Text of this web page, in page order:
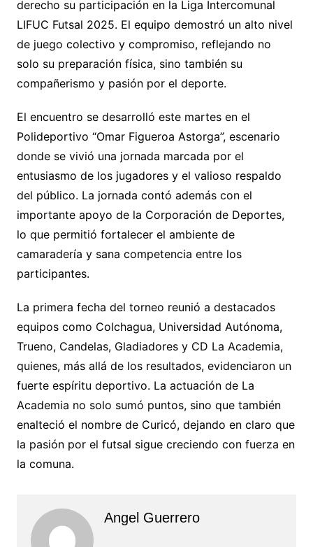
derecho su participación en la Liga Intercomunal
LIFUC Futsal 2025. El equipo demostró un alto nivel
de juego colectivo y compromiso, reflejando no
solo su preparación física, sino también su
compañerismo y pasión por el deporte.
El encuentro se desarrolló este martes en el
Polideportivo “Omar Figueroa Astorga”, escenario
donde se vivió una jornada marcada por el
entusiasmo de los jugadores y el valioso respaldo
del público. La jornada contó además con el
importante apoyo de la Corporación de Deportes,
lo que permitió fortalecer el ambiente de
camaradería y sana competencia entre los
participantes.
La primera fecha del torneo reunió a destacados
equipos como Colchagua, Universidad Autónoma,
Trueno, Candelas, Gladiadores y CD La Academia,
quienes, más allá de los resultados, evidenciaron un
fuerte espíritu deportivo. La actuación de La
Academia no solo sumó puntos, sino que también
enalteció el nombre de Curicó, dejando en claro que
la pasión por el futsal sigue creciendo con fuerza en
la comuna.
Angel Guerrero